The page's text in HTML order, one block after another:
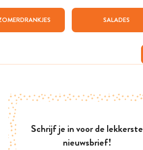
SALADES
Schrijf je in voor de lekkerste
nieuwsbrief!